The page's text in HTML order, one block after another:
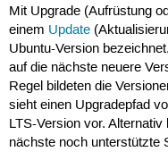
Mit Upgrade (Aufrüstung
einem Update
Ubuntu-Version
auf die nächste neuere
Regel bildeten die
sieht einen Upgradepfad
LTS-Version vor.
nächste noch unterstützte